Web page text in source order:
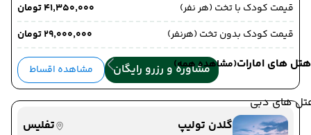
هتل های امارات(مشاهده همه)
های دبی
قیمت کودک با تخت (هر نفر)
۴۱٬۳۵۰٬۰۰۰ تومان
قیمت کودک بدون تخت (هرنفر)
۲۹٬۰۰۰٬۰۰۰ تومان
مشاوره و رزرو رایگان مشاهده اقساط
گلدن تولیپ
تفلیس